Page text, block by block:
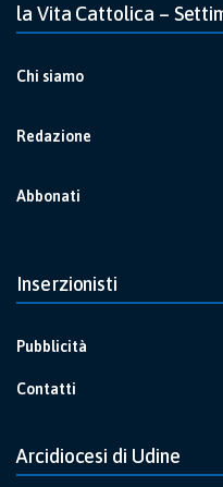
la Vita Cattolica –
Chi siamo
Redazione
Abbonati
Inserzionisti
Pubblicità
Contatti
Arcidiocesi di Udine